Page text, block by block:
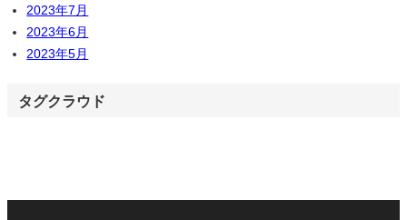
2023年7月
2023年6月
2023年5月
タグクラウド